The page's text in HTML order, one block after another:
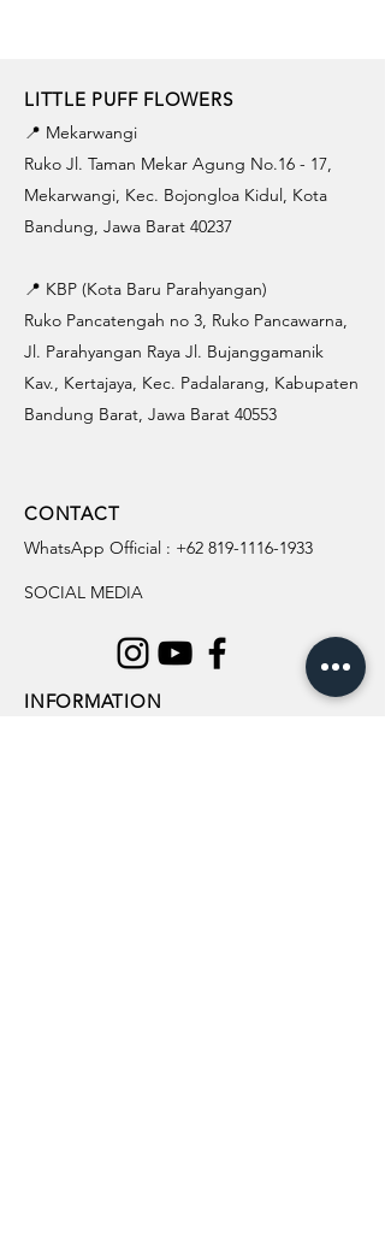
LITTLE PUFF FLOWERS
📍 Mekarwangi
Ruko Jl. Taman Mekar Agung No.16 - 17,
Mekarwangi, Kec. Bojongloa Kidul, Kota
Bandung, Jawa Barat 40237
📍 KBP (Kota Baru Parahyangan)
Ruko Pancatengah no 3, Ruko Pancawarna,
Jl. Parahyangan Raya Jl. Bujanggamanik
Kav., Kertajaya, Kec. Padalarang, Kabupaten
Bandung Barat, Jawa Barat 40553
CONTACT
WhatsApp Official : +62 819-1116-1933
SOCIAL MEDIA
INFORMATION